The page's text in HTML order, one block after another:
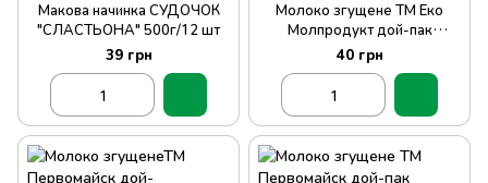
Макова начинка СУДОЧОК
"СЛАСТЬОНА" 500г/12 шт
39 грн
Молоко згущене ТМ Еко
Молпродукт дой-пак
0.270г/20шт
40 грн